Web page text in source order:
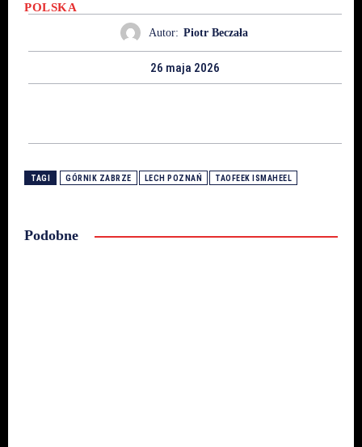
POLSKA
Autor: Piotr Beczała
26 maja 2026
TAGI GÓRNIK ZABRZE LECH POZNAŃ TAOFEEK ISMAHEEL
Podobne